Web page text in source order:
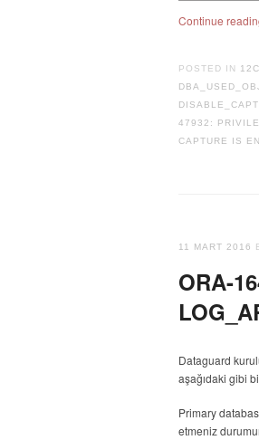
Continue
POSTED IN
47932:
CAPTURE IS
11 MART 2016
ORA-
Dataguard
aşağıdaki gibi
Primary
etmeniz